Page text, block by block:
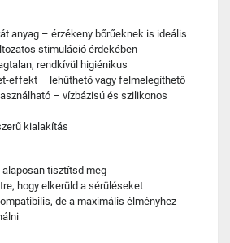
anyag – érzékeny bőrűeknek is ideális
stimuláció érdekében
rendkívül higiénikus
effekt – lehűthető vagy felmelegíthető
– vízbázisú és szilikonos
kialakítás
tisztítsd meg
hogy elkerüld a sérüléseket
de a maximális élményhez